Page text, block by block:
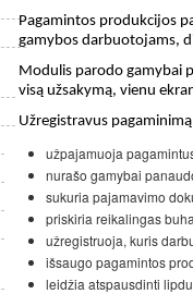
Pagamintos produkcijos
gamybos darbuotojams,
Modulis parodo gamybai
visą užsakymą, vienu
Užregistravus
užpajamuoja
nurašo gamybai
sukuria pajamavimo
priskiria reikalingas
užregistruoja, kuris
išsaugo pagamintos
leidžia atspausdinti